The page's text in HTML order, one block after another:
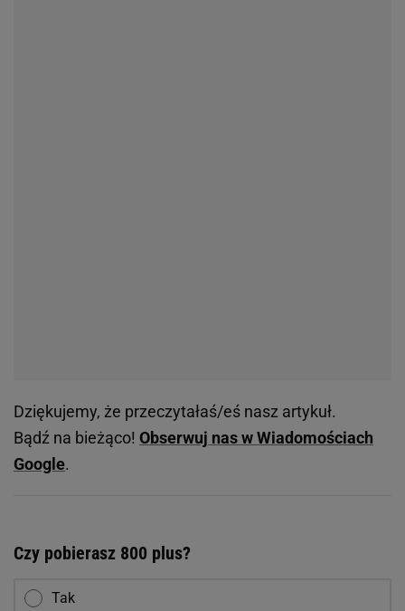
Dziękujemy, że przeczytałaś/eś nasz artykuł.
Bądź na bieżąco! Obserwuj nas w Wiadomościach
Google.
Czy pobierasz 800 plus?
Tak